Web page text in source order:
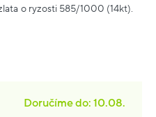
o ryzosti 585/1000 (14kt).
Doručíme do: 10.08.